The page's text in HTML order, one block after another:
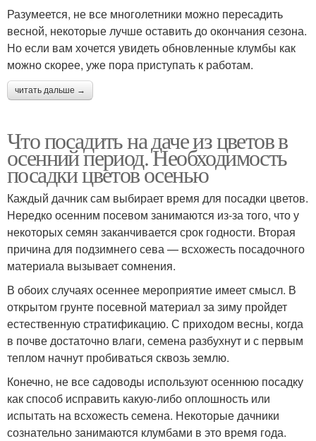
Разумеется, не все многолетники можно пересадить
весной, некоторые лучше оставить до окончания сезона.
Но если вам хочется увидеть обновленные клумбы как
можно скорее, уже пора приступать к работам.
читать дальше →
Что посадить на даче из цветов в
осенний период. Необходимость
посадки цветов осенью
Каждый дачник сам выбирает время для посадки цветов.
Нередко осенним посевом занимаются из-за того, что у
некоторых семян заканчивается срок годности. Вторая
причина для подзимнего сева — всхожесть посадочного
материала вызывает сомнения.
В обоих случаях осеннее мероприятие имеет смысл. В
открытом грунте посевной материал за зиму пройдет
естественную стратификацию. С приходом весны, когда
в почве достаточно влаги, семена разбухнут и с первым
теплом начнут пробиваться сквозь землю.
Конечно, не все садоводы используют осеннюю посадку
как способ исправить какую-либо оплошность или
испытать на всхожесть семена. Некоторые дачники
сознательно занимаются клумбами в это время года.